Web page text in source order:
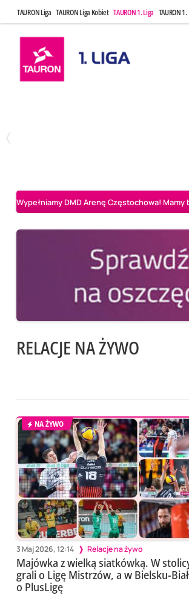
TAURON Liga TAURON Liga Kobiet TAURON 1. Liga TAURON
Wypełniamy DMD Arenę Częstochowa!
RELACJE NA ŻYWO
NA ŻYWO
3 Maj 2026, 12:14 Relacje na żywo
Majówka z wielką siatkówką. W
grali o Ligę Mistrzów, a w Bielsku-
o PlusLigę